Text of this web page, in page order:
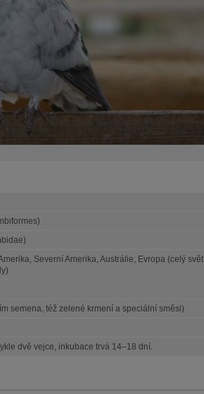
Severní Amerika, Austrálie, Evropa (celý
semena, též zelené krmení a speciální směsi)
dvě vejce, inkubace trvá 14–18 dní.